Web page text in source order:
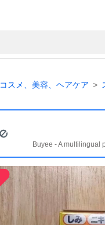
コスメ、美容、ヘアケア
Buyee - A multilingual